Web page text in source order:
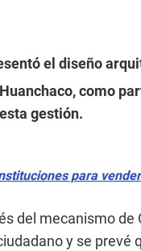
el diseño
como
gestión.
para
del mecanismo de
y se prevé